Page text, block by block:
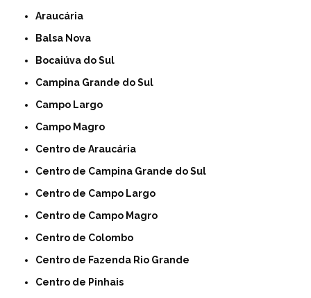
Araucária
Balsa Nova
Bocaiúva do Sul
Campina Grande do Sul
Campo Largo
Campo Magro
Centro de Araucária
Centro de Campina Grande do Sul
Centro de Campo Largo
Centro de Campo Magro
Centro de Colombo
Centro de Fazenda Rio Grande
Centro de Pinhais